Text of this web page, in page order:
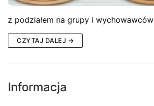
z podziałem na grupy i wychowawców
CZYTAJ DALEJ →
Informacja